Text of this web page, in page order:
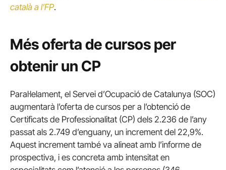
català a l’FP.
Més oferta de cursos per
obtenir un CP
Paral·lelament, el Servei d’Ocupació de Catalunya (SOC)
augmentarà l’oferta de cursos per a l’obtenció de
Certificats de Professionalitat (CP) dels 2.236 de l’any
passat als 2.749 d’enguany, un increment del 22,9%.
Aquest increment també va alineat amb l’informe de
prospectiva, i es concreta amb intensitat en